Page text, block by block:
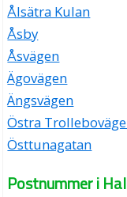
Ålsätra Kulan
Åsby
Åsvägen
Ägovägen
Ängsvägen
Östra
Östtunagatan
Postnummer i